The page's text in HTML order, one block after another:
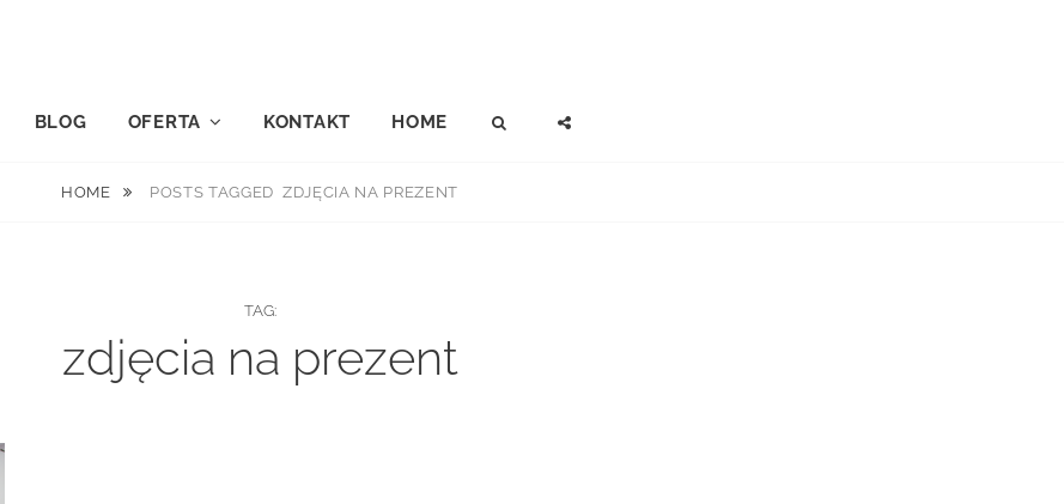
BLOG OFERTA KONTAKT HOME SEARCH
HOME POSTS TAGGEDZDJĘCIA NA PREZENT
TAG:
zdjęcia na prezent